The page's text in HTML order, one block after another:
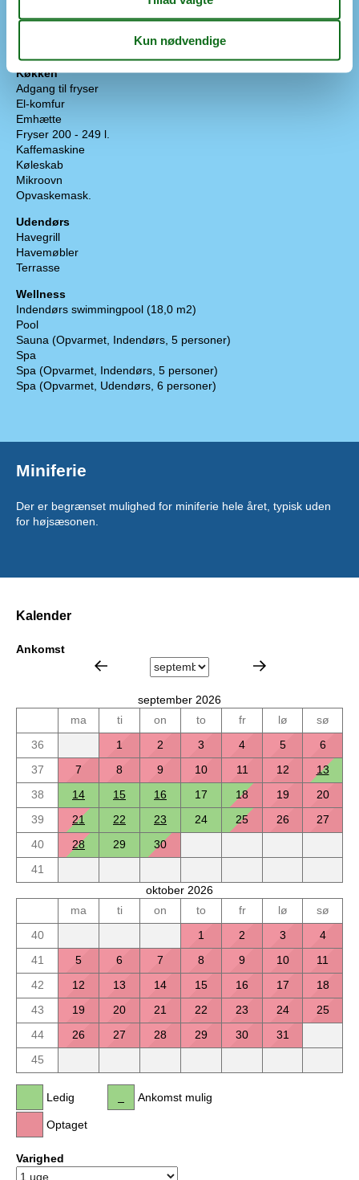
Tyske TV-kanaler
Køkken
Adgang til fryser
El-komfur
Emhætte
Fryser 200 - 249 l.
Kaffemaskine
Køleskab
Mikroovn
Opvaskemask.
Udendørs
Havegrill
Havemøbler
Terrasse
Wellness
Indendørs swimmingpool (18,0 m2)
Pool
Sauna (Opvarmet, Indendørs, 5 personer)
Spa
Spa (Opvarmet, Indendørs, 5 personer)
Spa (Opvarmet, Udendørs, 6 personer)
Miniferie
Der er begrænset mulighed for miniferie hele året, typisk uden
for højsæsonen.
Kalender
Ankomst
september 2026
ma
ti on to fr lø
sø
36
1 2 3 4 5
6
37
7 8 9 10 11 12
13
38
14 15 16 17 18 19
20
39
21 22 23 24 25 26
27
40
28 29
30
41
oktober 2026
ma
ti on to fr lø
sø
40
1 2 3
4
41
5 6 7 8 9 10
11
42
12 13 14 15 16 17
18
43
19 20 21 22 23 24
25
44
26 27 28 29 30
31
45
Ledig
Optaget
Ankomst mulig
Varighed